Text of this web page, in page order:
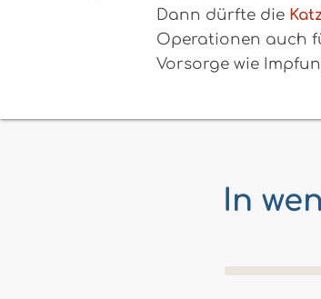
Dann dürfte die
Operationen auch
Vorsorge wie
In